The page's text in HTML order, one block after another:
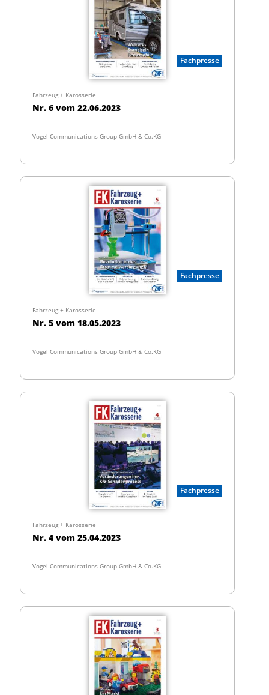
Fachpresse
Fahrzeug + Karosserie
Nr. 6 vom 22.06.2023
Vogel Communications Group GmbH & Co.KG
Fachpresse
Fahrzeug + Karosserie
Nr. 5 vom 18.05.2023
Vogel Communications Group GmbH & Co.KG
Fachpresse
Fahrzeug + Karosserie
Nr. 4 vom 25.04.2023
Vogel Communications Group GmbH & Co.KG